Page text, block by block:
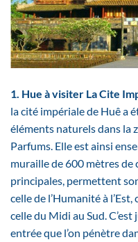
1. Hue à visiter La Cite
la cité impériale de Huê a
éléments naturels dans la
Parfums. Elle est ainsi
muraille de 600 mètres
principales, permettent
celle de l’Humanité à
celle du Midi au Sud.
entrée que l’on pénètre